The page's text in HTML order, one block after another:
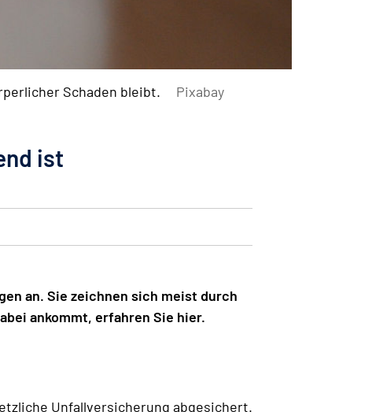
Schaden bleibt. Pixabay
ist
an. Sie zeichnen sich meist durch
ankommt, erfahren Sie hier.
Unfallversicherung abgesichert.